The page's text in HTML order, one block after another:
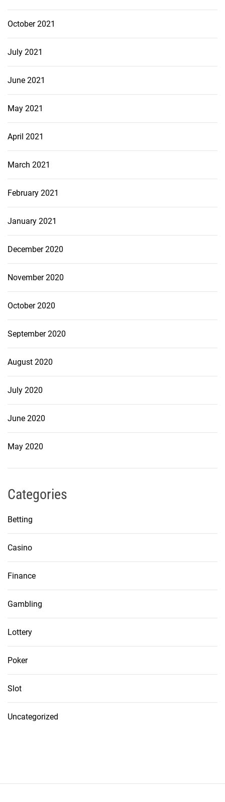
October 2021
July 2021
June 2021
May 2021
April 2021
March 2021
February 2021
January 2021
December 2020
November 2020
October 2020
September 2020
August 2020
July 2020
June 2020
May 2020
Categories
Betting
Casino
Finance
Gambling
Lottery
Poker
Slot
Uncategorized